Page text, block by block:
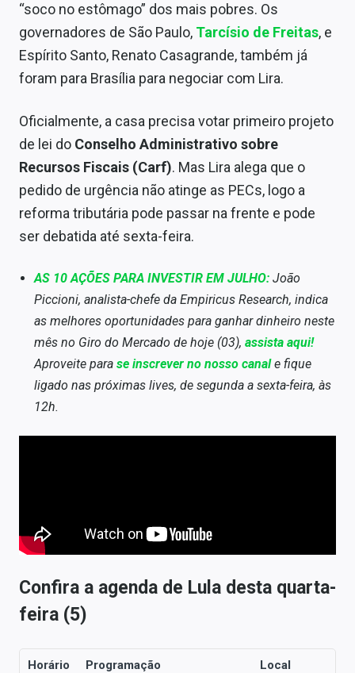
“soco no estômago” dos mais pobres. Os
governadores de São Paulo, Tarcísio de Freitas, e
Espírito Santo, Renato Casagrande, também já
foram para Brasília para negociar com Lira.
Oficialmente, a casa precisa votar primeiro projeto
de lei do Conselho Administrativo sobre
Recursos Fiscais (Carf). Mas Lira alega que o
pedido de urgência não atinge as PECs, logo a
reforma tributária pode passar na frente e pode
ser debatida até sexta-feira.
AS 10 AÇÕES PARA INVESTIR EM JULHO: João
Piccioni, analista-chefe da Empiricus Research, indica
as melhores oportunidades para ganhar dinheiro neste
mês no Giro do Mercado de hoje (03), assista aqui!
Aproveite parase inscrever no nosso canale fique
ligado nas próximas lives, de segunda a sexta-feira, às
12h.
Confira a agenda de Lula desta quarta-
feira (5)
Horário Programação Local